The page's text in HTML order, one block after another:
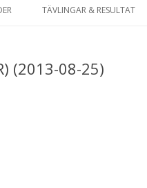
TÄVLINGAR & RESULTAT
SKJUTPROGRAM 2026
(2013-08-25)